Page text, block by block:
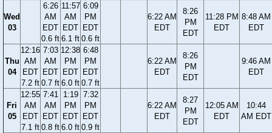
Wed
03
6:26
AM
EDT
0.6 ft
11:57
AM
EDT
6.1 ft
6:09
PM
EDT
0.6 ft
6:22 AM
EDT
8:26
PM
EDT
11:28 PM
EDT
8:48 AM
EDT
Thu
04
12:16
AM
EDT
7.2 ft
7:03
AM
EDT
0.7 ft
12:38
PM
EDT
6.0 ft
6:48
PM
EDT
0.7 ft
6:22 AM
EDT
8:26
PM
EDT
9:46 AM
EDT
Fri
05
12:55
AM
EDT
7.1 ft
7:41
AM
EDT
0.8 ft
1:19
PM
EDT
6.0 ft
7:32
PM
EDT
0.9 ft
6:22 AM
EDT
8:27
PM
EDT
12:05 AM
EDT
10:44
AM EDT